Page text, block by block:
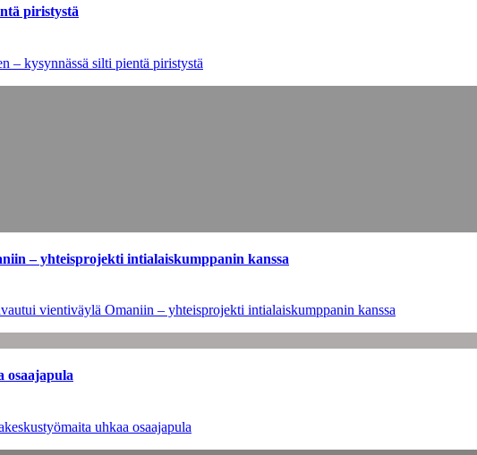
piristystä
– kysynnässä silti pientä piristystä
– yhteisprojekti intialaiskumppanin kanssa
vientiväylä Omaniin – yhteisprojekti intialaiskumppanin kanssa
osaajapula
uhkaa osaajapula